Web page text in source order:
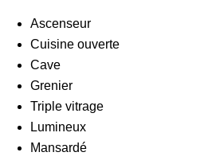
Ascenseur
Cuisine ouverte
Cave
Grenier
Triple vitrage
Lumineux
Mansardé